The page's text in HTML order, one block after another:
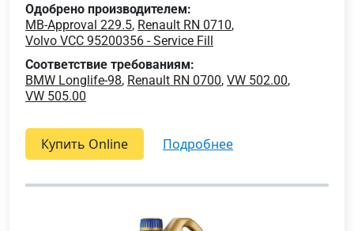
Одобрено производителем:
MB-Approval 229.5, Renault RN 0710,
Volvo VCC 95200356 - Service Fill
Соответствие требованиям:
BMW Longlife-98, Renault RN 0700, VW 502.00,
VW 505.00
Купить Online подробнее